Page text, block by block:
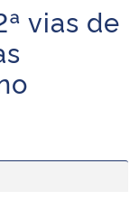
vias de